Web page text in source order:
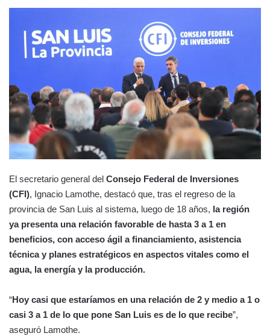
El secretario general del Consejo Federal de Inversiones
(CFI), Ignacio Lamothe, destacó que, tras el regreso de la
provincia de San Luis al sistema, luego de 18 años, la región
ya presenta una relación favorable de hasta 3 a 1 en
beneficios, con acceso ágil a financiamiento, asistencia
técnica y planes estratégicos en aspectos vitales como el
agua, la energía y la producción.
“Hoy casi que estaríamos en una relación de 2 y medio a 1 o
casi 3 a 1 de lo que pone San Luis es de lo que recibe”,
aseguró Lamothe.